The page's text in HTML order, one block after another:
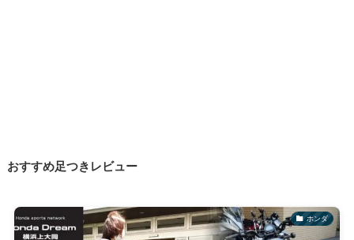
おすすめ足つきレビュー
ホンダ